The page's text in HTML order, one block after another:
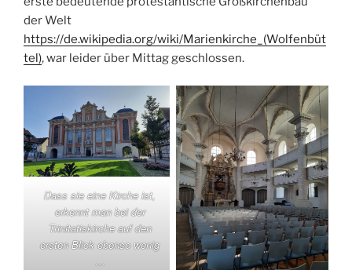
der Welt
https://de.wikipedia.org/wiki/Marienkirche_(Wolfenbüt
tel), war leider über Mittag geschlossen.
Dass sie eine Kirche ist,
erkennt man bei der
Trinitatiskirche auf den
ersten Blick ebenso wenig
…